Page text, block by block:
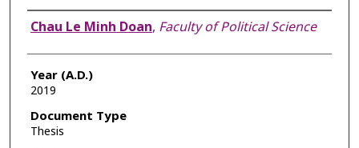
Author
Chau Le Minh Doan, Faculty of Political Science
Year (A.D.)
2019
Document Type
Thesis